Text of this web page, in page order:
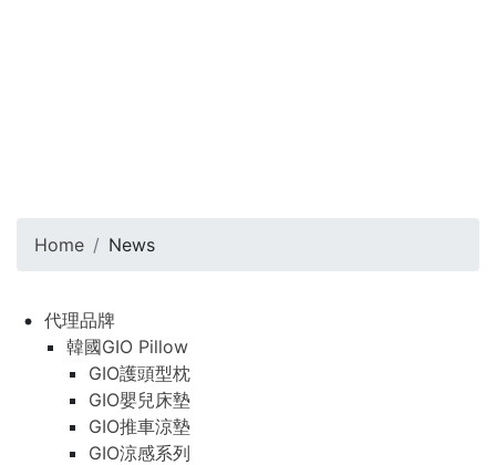
Home News
代理品牌
韓國GIO Pillow
GIO護頭型枕
GIO嬰兒床墊
GIO推車涼墊
GIO涼感系列